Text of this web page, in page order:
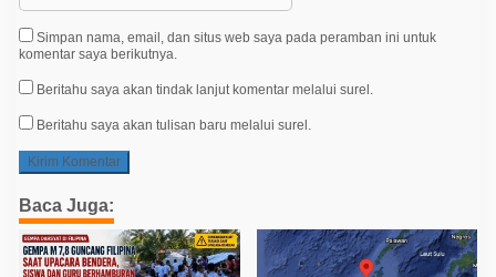
Simpan nama, email, dan situs web saya pada peramban ini untuk
komentar saya berikutnya.
Beritahu saya akan tindak lanjut komentar melalui surel.
Beritahu saya akan tulisan baru melalui surel.
Baca Juga: